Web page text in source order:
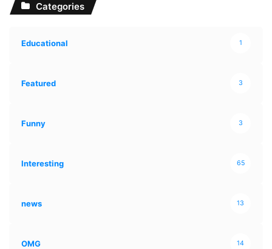
Categories
Educational 1
Featured 3
Funny 3
Interesting 65
news 13
OMG 14